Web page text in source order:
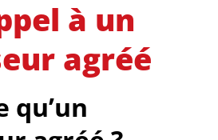
à un
agréé
qu’un